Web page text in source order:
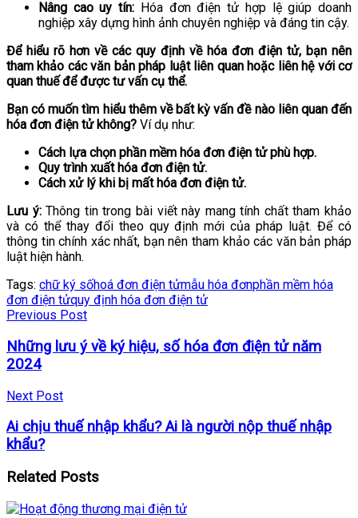
Nâng cao uy tín: Hóa đơn điện tử hợp lệ giúp doanh
nghiệp xây dựng hình ảnh chuyên nghiệp và đáng tin cậy.
Để hiểu rõ hơn về các quy định về hóa đơn điện tử, bạn nên
tham khảo các văn bản pháp luật liên quan hoặc liên hệ với cơ
quan thuế để được tư vấn cụ thể.
Bạn có muốn tìm hiểu thêm về bất kỳ vấn đề nào liên quan đến
hóa đơn điện tử không? Ví dụ như:
Cách lựa chọn phần mềm hóa đơn điện tử phù hợp.
Quy trình xuất hóa đơn điện tử.
Cách xử lý khi bị mất hóa đơn điện tử.
Lưu ý:Thông tin trong bài viết này mang tính chất tham khảo
và có thể thay đổi theo quy định mới của pháp luật. Để có
thông tin chính xác nhất, bạn nên tham khảo các văn bản pháp
luật hiện hành.
Tags: chữ ký sốhoá đơn điện tửmẫu hóa đơnphần mềm hóa
đơn điện tửquy định hóa đơn điện tử
Previous Post
Những lưu ý về ký hiệu, số hóa đơn điện tử năm
2024
Next Post
Ai chịu thuế nhập khẩu? Ai là người nộp thuế nhập
khẩu?
Related Posts